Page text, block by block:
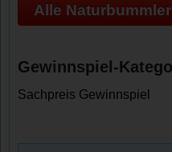
Alle
Gewinnspiel-
Sachpreis Gewinnspiel